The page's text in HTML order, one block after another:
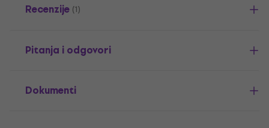
Recenzije (1)
Pitanja i odgovori
Dokumenti